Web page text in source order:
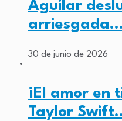
Aguilar
arriesgada…
30 de junio de 2026
¡El amor en
Taylor